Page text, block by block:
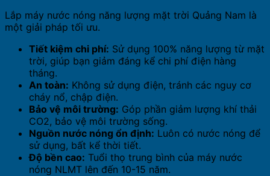
Lắp máy nước nóng năng lượng mặt trời Quảng Nam là
một giải pháp tối ưu.
Tiết kiệm chi phí: Sử dụng 100% năng lượng từ mặt
trời, giúp bạn giảm đáng kể chi phí điện hàng
tháng.
An toàn: Không sử dụng điện, tránh các nguy cơ
cháy nổ, chập điện.
Bảo vệ môi trường: Góp phần giảm lượng khí thải
CO2, bảo vệ môi trường sống.
Nguồn nước nóng ổn định: Luôn có nước nóng để
sử dụng, bất kể thời tiết.
Độ bền cao: Tuổi thọ trung bình của máy nước
nóng NLMT lên đến 10-15 năm.